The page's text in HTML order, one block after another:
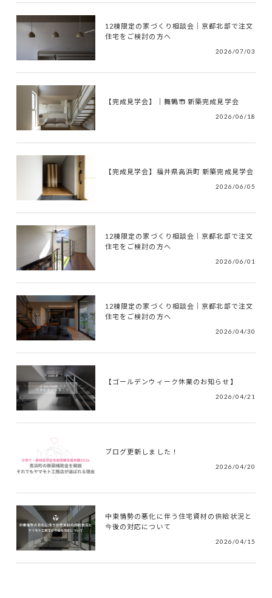
12棟限定の家づくり相談会｜京都北部で注文
住宅をご検討の方へ
2026/07/03
【完成見学会】｜舞鶴市 新築完成見学会
2026/06/18
【完成見学会】福井県高浜町 新築完成見学会
2026/06/05
12棟限定の家づくり相談会｜京都北部で注文
住宅をご検討の方へ
2026/06/01
12棟限定の家づくり相談会｜京都北部で注文
住宅をご検討の方へ
2026/04/30
【ゴールデンウィーク休業のお知らせ】
2026/04/21
ブログ更新しました！
2026/04/20
中東情勢の悪化に伴う住宅資材の供給状況と
今後の対応について
2026/04/15